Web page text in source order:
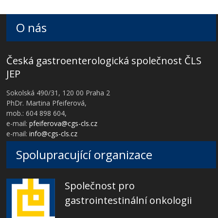
O nás
Česká gastroenterologická společnost ČLS
JEP
Sokolská 490/31, 120 00 Praha 2
PhDr. Martina Pfeiferová,
mob.: 604 898 604,
e-mail:pfeiferova@cgs-cls.cz
e-mail:info@cgs-cls.cz
Spolupracující organizace
Společnost pro
gastrointestinální onkologii